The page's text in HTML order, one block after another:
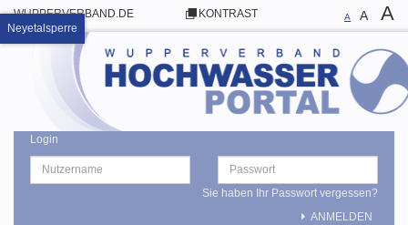
WUPPERVERBAND.DE KONTRAST A A A
Login
Sie haben Ihr Passwort vergessen?
ANMELDEN
Neyetalsperre